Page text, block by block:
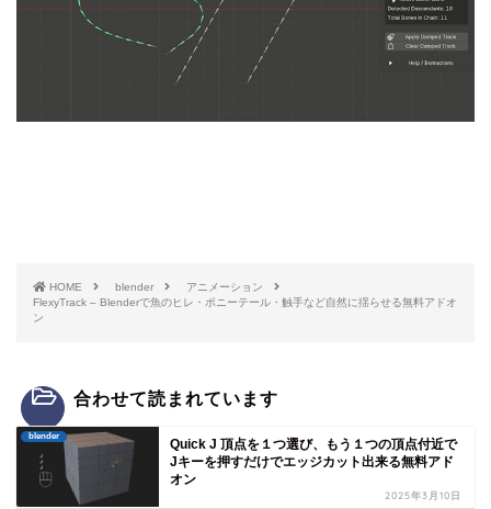
HOME blender
アニメーション
FlexyTrack – Blenderで魚のヒレ・ポニーテール・触手など自然に揺らせる無料アドオ
ン
合わせて読まれています
blender
Quick J 頂点を１つ選び、もう１つの頂点付近で
Jキーを押すだけでエッジカット出来る無料アド
オン
2025年3月10日